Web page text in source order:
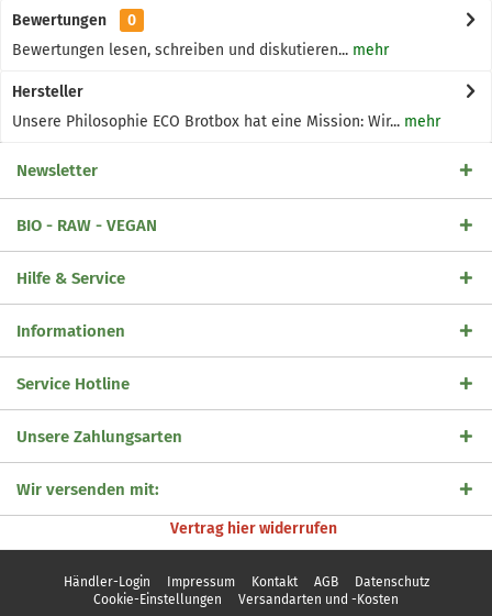
Bewertungen
0
Bewertungen lesen, schreiben und diskutieren... mehr
Hersteller
Unsere Philosophie ECO Brotbox hat eine Mission: Wir... mehr
Newsletter
BIO - RAW - VEGAN
Hilfe & Service
Informationen
Service Hotline
Unsere Zahlungsarten
Wir versenden mit:
Vertrag hier widerrufen
Händler-Login Impressum Kontakt AGB
Datenschutz
Cookie-Einstellungen
Versandarten und -Kosten